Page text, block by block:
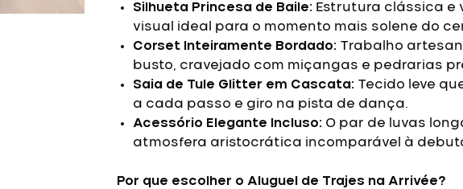
Silhueta Princesa de Baile: Estrutura clássica e
visual ideal para o momento mais solene do
Corset Inteiramente Bordado: Trabalho
busto, cravejado com miçangas e pedrarias
Saia de Tule Glitter em Cascata: Tecido leve
a cada passo e giro na pista de dança.
Acessório Elegante Incluso: O par de luvas
atmosfera aristocrática incomparável à
Por que escolher o Aluguel de Trajes na Arrivée?